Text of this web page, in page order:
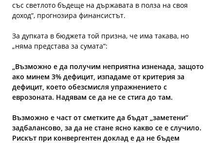
със светлото бъдеще на държавата в полза на своя
доход“, прогнозира финансистът.
За дупката в бюджета той призна, че има такава, но
„няма представа за сумата“:
„Възможно е да получим неприятна изненада, защото
ако минем 3% дефицит, изпадаме от критерия за
дефицит, което обезсмисля упражнението с
еврозоната. Надявам се да не се стига до там.
Възможно е част от сметките да бъдат „заметени“
задбалансово, за да не стане ясно какво се е случило.
Рискът при конвергентен доклад е да не бъдем